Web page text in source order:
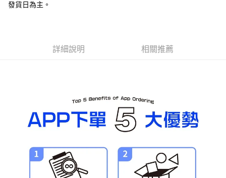
發貨日為主。
詳細說明 相關推薦